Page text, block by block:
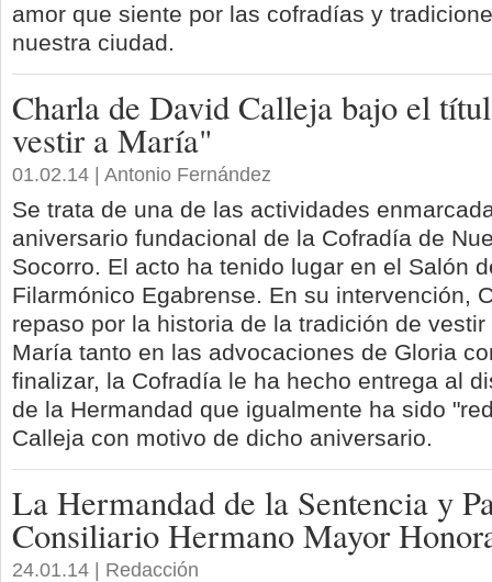
amor que siente por las cofradías y
nuestra ciudad.
Charla de David Calleja bajo el
vestir a María"
01.02.14 | Antonio Fernández
Se trata de una de las actividades
aniversario fundacional de la Cofradía de
Socorro. El acto ha tenido lugar en el Salón
Filarmónico Egabrense. En su intervención,
repaso por la historia de la tradición de
María tanto en las advocaciones de Gloria
finalizar, la Cofradía le ha hecho entrega al
de la Hermandad que igualmente ha sido
Calleja con motivo de dicho aniversario.
La Hermandad de la Sentencia y
Consiliario Hermano Mayor
24.01.14 | Redacción